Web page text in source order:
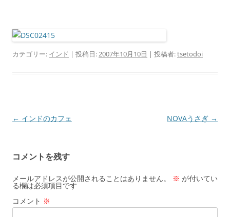
カテゴリー: インド | 投稿日:2007年10月10日 | 投稿者:tsetodoi
投
ビ
ゲ
ー
シ
← インドのカフェ NOVAうさぎ →
コメントを残す
メールアドレスが公開されることはありません。 ※ が付いてい
る欄は必須項目です
コメント ※